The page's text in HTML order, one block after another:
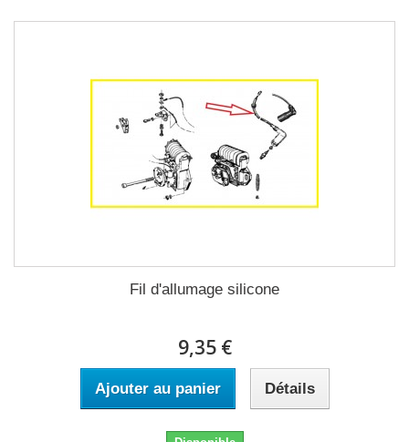
Fil d'allumage silicone
9,35 €
Ajouter au panier Détails